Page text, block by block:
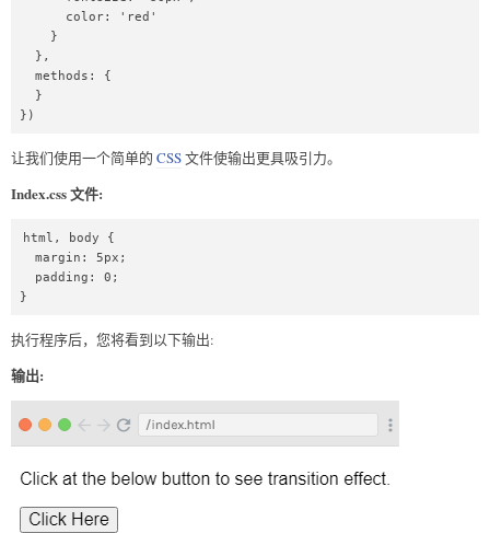
})
让我们使用一个简单的 CSS文件使输出更具吸引力。
Index.css 文件:
html, body {
}
执行程序后，您将看到以下输出:
输出: